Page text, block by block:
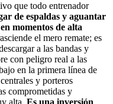
que todo entrenador
de espaldas y aguantar
momentos de alta
el mero remate; es
a las bandas y
con peligro real a las
en la primera línea de
y porteros
comprometidas y